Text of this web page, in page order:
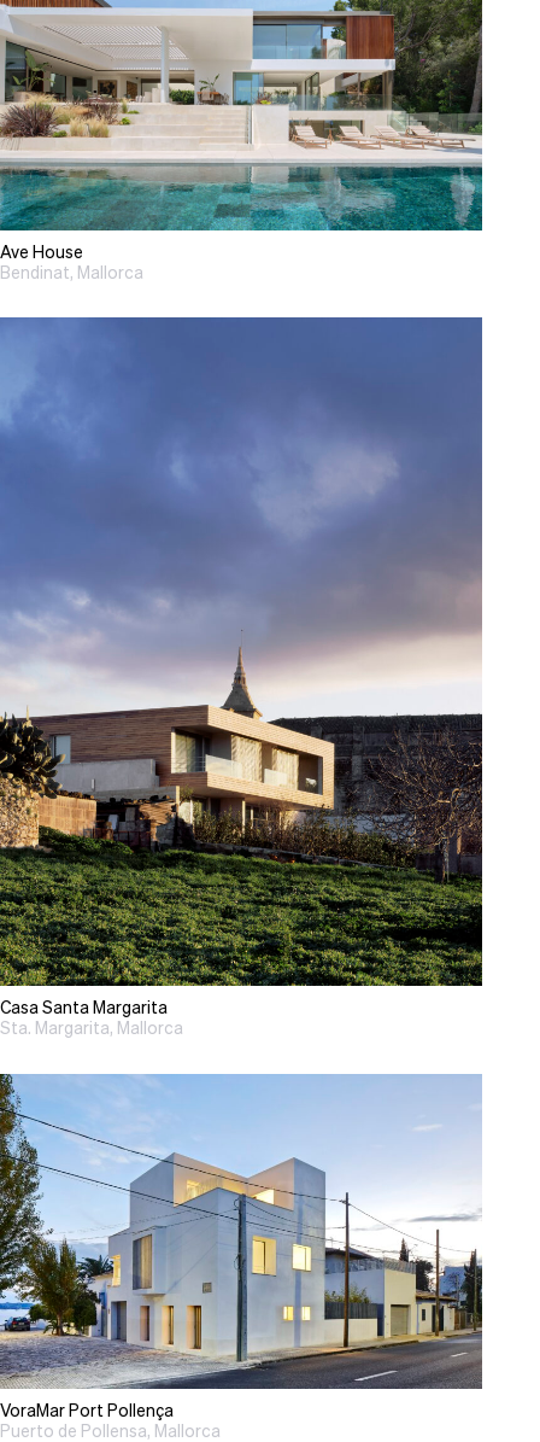
Ave House
Bendinat, Mallorca
Casa Santa Margarita
Sta. Margarita, Mallorca
VoraMar Port Pollença
Puerto de Pollensa, Mallorca